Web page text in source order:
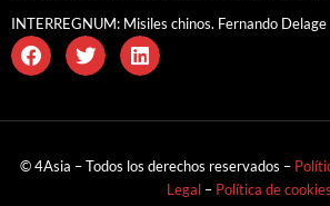
INTERREGNUM: Misiles chinos. Fernando Delage
© 4Asia – Todos los derechos reservados –
Legal – Política de cookies